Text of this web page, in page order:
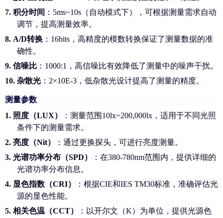
7. 积分时间 ： 5ms~10s（自动模式下），可根据测量需求自动
调节，提高测量效率。
8. A/D转换 ： 16bits，高精度的模数转换保证了测量数据的准
确性。
9. 信噪比 ： 1000:1，高信噪比有效降低了测量中的噪声干扰。
10. 杂散光 ： 2×10E-3，低杂散光设计提高了测量的精度。
测量参数
1. 照度（LUX） ：测量范围 10lx~200,000lx，适用于不同光照
条件下的测量需求。
2. 亮度（Nit）
：通过更换探头，可进行亮度测量。
3. 光谱功率分布（SPD） ：在380-780nm范围内，提供详细的
光谱功率分布信息。
4. 显色指数（CRI） ：根据CIE和IES TM30标准，准确评估光
源的显色性能。
5. 相关色温（CCT） ：以开尔文（K）为单位，提供光源色